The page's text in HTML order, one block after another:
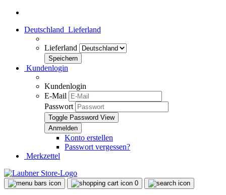
Deutschland Lieferland
Lieferland
Kundenlogin
Kundenlogin
E-Mail
Passwort
Toggle Password View
Konto erstellen
Passwort vergessen?
Merkzettel
0